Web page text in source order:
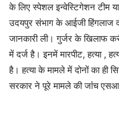
के लिए स्पेशल इन्वेस्टिगेशन टीम
उदयपुर संभाग के आईजी हिंगलाज
जानकारी ली। गुर्जर के खिलाफ
में दर्ज है। इनमें मारपीट, हत्या ,
है। हत्या के मामले में दोनों का ही
सरकार ने पूरे मामले की जांंच